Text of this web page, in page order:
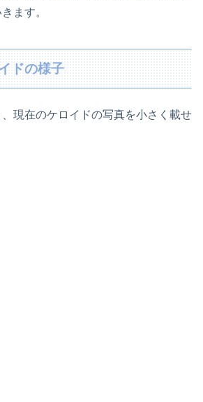
ます。
ドの様子
現在のケロイドの写真を小さく載せ